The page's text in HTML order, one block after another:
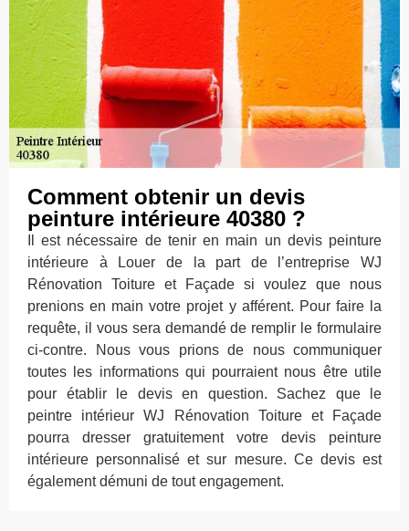
Comment obtenir un devis
peinture intérieure 40380 ?
Il est nécessaire de tenir en main un devis peinture
intérieure à Louer de la part de l’entreprise WJ
Rénovation Toiture et Façade si voulez que nous
prenions en main votre projet y afférent. Pour faire la
requête, il vous sera demandé de remplir le formulaire
ci-contre. Nous vous prions de nous communiquer
toutes les informations qui pourraient nous être utile
pour établir le devis en question. Sachez que le
peintre intérieur WJ Rénovation Toiture et Façade
pourra dresser gratuitement votre devis peinture
intérieure personnalisé et sur mesure. Ce devis est
également démuni de tout engagement.